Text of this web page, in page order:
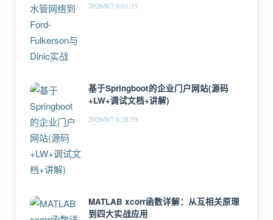
2026/8/7 6:01:35
基于Springboot的企业门户网站(源码
+LW+调试文档+讲解)
2026/8/7 6:28:59
MATLAB xcorr函数详解：从互相关原理
到四大实战应用